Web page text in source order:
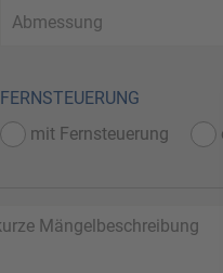
FERNSTEUERUNG
mit Fernsteuerung